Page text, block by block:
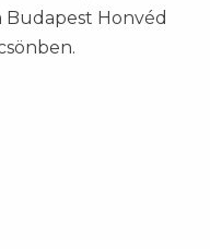
Budapest Honvéd